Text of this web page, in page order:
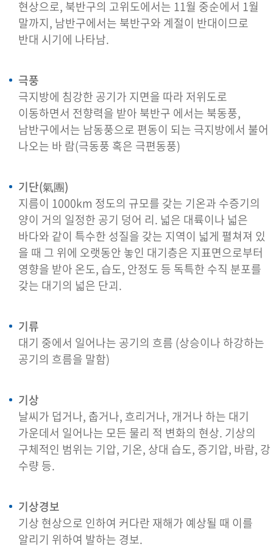
현상으로, 북반구의 고위도에서는 11월 중순에서 1월
말까지, 남반구에서는 북반구와 계절이 반대이므로
반대 시기에 나타남.
극풍
극지방에 침강한 공기가 지면을 따라 저위도로
이동하면서 전향력을 받아 북반구 에서는 북동풍,
남반구에서는 남동풍으로 편동이 되는 극지방에서 불어
나오는 바 람(극동풍 혹은 극편동풍)
기단(氣團)
지름이 1000km 정도의 규모를 갖는 기온과 수증기의
양이 거의 일정한 공기 덩어 리. 넓은 대륙이나 넓은
바다와 같이 특수한 성질을 갖는 지역이 넓게 펼쳐져 있
을 때 그 위에 오랫동안 놓인 대기층은 지표면으로부터
영향을 받아 온도, 습도, 안정도 등 독특한 수직 분포를
갖는 대기의 넓은 단괴.
기류
대기 중에서 일어나는 공기의 흐름 (상승이나 하강하는
공기의 흐름을 말함)
기상
날씨가 덥거나, 춥거나, 흐리거나, 개거나 하는 대기
가운데서 일어나는 모든 물리 적 변화의 현상. 기상의
구체적인 범위는 기압, 기온, 상대 습도, 증기압, 바람, 강
수량 등.
기상경보
기상 현상으로 인하여 커다란 재해가 예상될 때 이를
알리기 위하여 발하는 경보.